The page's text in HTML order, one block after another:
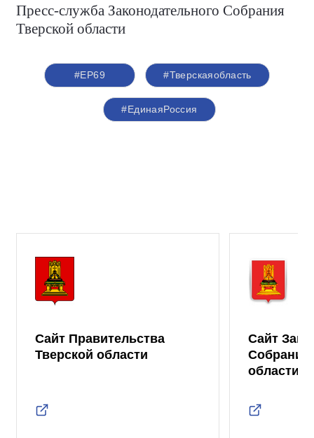
Пресс-служба Законодательного Собрания
Тверской области
#ЕР69 #Тверскаяобласть
#ЕдинаяРоссия
Сайт Правительства
Тверской области
Сайт
Собрания
области